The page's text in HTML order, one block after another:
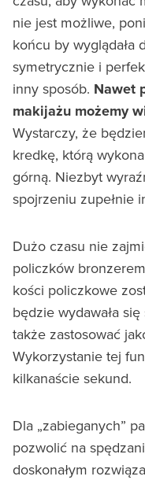
nie jest możliwe,
końcu by wyglądała
symetrycznie i
inny sposób. Nawet
makijażu możemy
Wystarczy, że
kredkę, którą
górną. Niezbyt
spojrzeniu zupełnie
Dużo czasu nie
policzków
kości policzkowe
będzie wydawała
także zastosować
Wykorzystanie tej
kilkanaście sekund.
Dla „zabieganych”
pozwolić na
doskonałym